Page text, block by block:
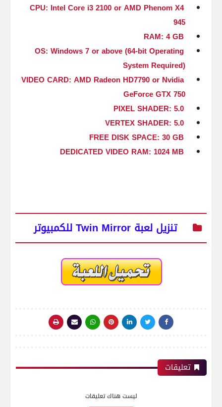
CPU: Intel Core i3 2100 or AMD Phenom X4
945
RAM: 4 GB
OS: Windows 7 or above (64-bit Operating
System Required)
VIDEO CARD: AMD Radeon HD7790 or Nvidia
GeForce GTX 750
PIXEL SHADER: 5.0
VERTEX SHADER: 5.0
FREE DISK SPACE: 30 GB
DEDICATED VIDEO RAM: 1024 MB
تنزيل لعبة Twin Mirror للكمبيوتر
تعليقات
ليست هناك تعليقات